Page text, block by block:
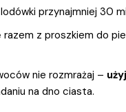
przynajmniej 30
razem z proszkiem do
nie rozmrażaj –
na dno ciasta.